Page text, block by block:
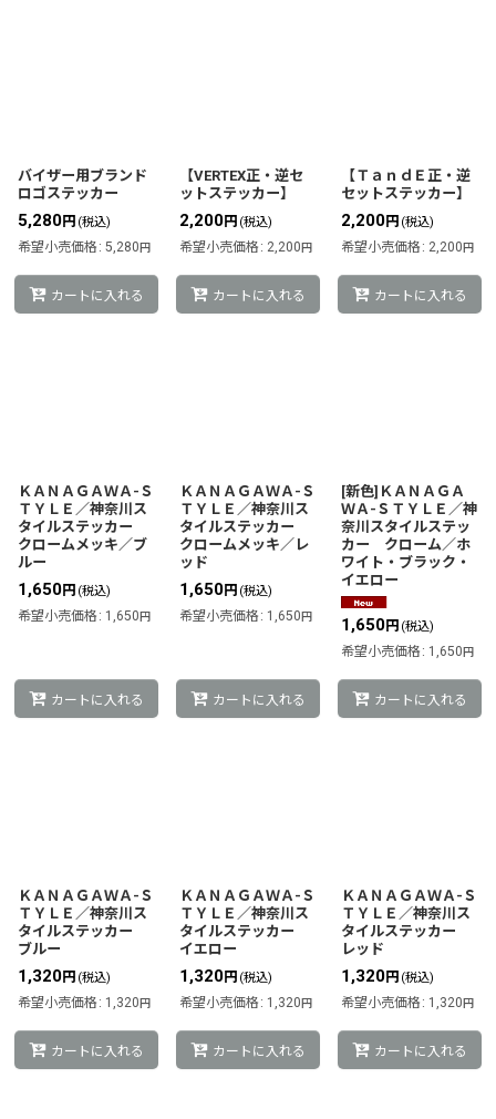
バイザー用ブランド
ロゴステッカー
5,280円 (税込)
希望小売価格 : 5,280円
カートに入れる
【VERTEX正・逆セ
ットステッカー】
2,200円 (税込)
希望小売価格 : 2,200円
カートに入れる
【ＴａｎｄＥ正・逆
セットステッカー】
2,200円 (税込)
希望小売価格 : 2,200円
カートに入れる
ＫＡＮＡＧＡＷＡ-Ｓ
ＴＹＬＥ／神奈川ス
タイルステッカー
クロームメッキ／ブ
ルー
1,650円 (税込)
希望小売価格 : 1,650円
カートに入れる
ＫＡＮＡＧＡＷＡ-Ｓ
ＴＹＬＥ／神奈川ス
タイルステッカー
クロームメッキ／レ
ッド
1,650円 (税込)
希望小売価格 : 1,650円
カートに入れる
[新色]ＫＡＮＡＧＡ
ＷＡ-ＳＴＹＬＥ／神
奈川スタイルステッ
カー クローム／ホ
ワイト・ブラック・
イエロー
1,650円 (税込)
希望小売価格 : 1,650円
カートに入れる
ＫＡＮＡＧＡＷＡ-Ｓ
ＴＹＬＥ／神奈川ス
タイルステッカー
ブルー
1,320円 (税込)
希望小売価格 : 1,320円
カートに入れる
ＫＡＮＡＧＡＷＡ-Ｓ
ＴＹＬＥ／神奈川ス
タイルステッカー
イエロー
1,320円 (税込)
希望小売価格 : 1,320円
カートに入れる
ＫＡＮＡＧＡＷＡ-Ｓ
ＴＹＬＥ／神奈川ス
タイルステッカー
レッド
1,320円 (税込)
希望小売価格 : 1,320円
カートに入れる